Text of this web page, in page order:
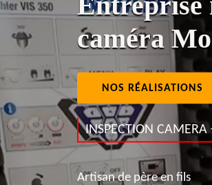
caméra
NOS RÉALISATIONS
INSPECTION CAMERA
Artisan de père en fils